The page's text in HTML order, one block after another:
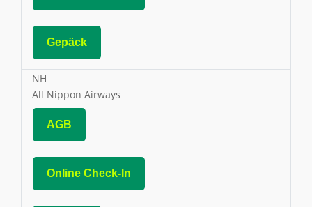
Gepäck
NH
All Nippon Airways
AGB
Online Check-In